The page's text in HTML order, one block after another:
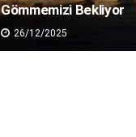
Gömmemizi Bekliyor
26/12/2025